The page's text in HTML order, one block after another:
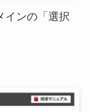
インの「選択